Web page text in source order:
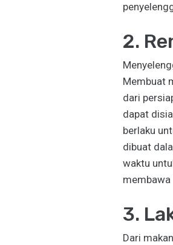
2.
Membuat
dari
dapat
berlaku
dibuat
waktu
3.
Dari